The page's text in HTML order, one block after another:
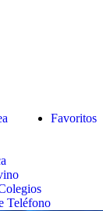
Favoritos
Teléfono